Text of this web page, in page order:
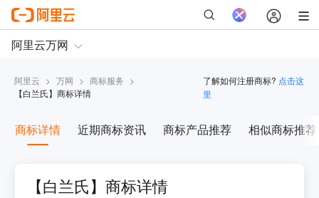
阿里云 > 万网 > 商标服务 >
【白兰氏】商标详情
了解如何注册商标? 点击这
里
商标详情 近期商标资讯 商标产品推荐 相似商标推荐
【白兰氏】商标详情